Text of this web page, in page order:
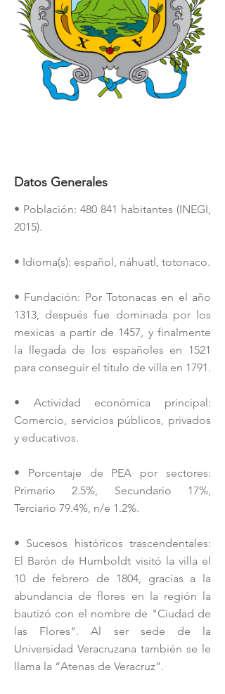
Datos Generales
• Población: 480 841 habitantes (INEGI,
2015).
• Idioma(s): español, náhuatl, totonaco.
• Fundación: Por Totonacas en el año
1313, después fue dominada por los
mexicas a partir de 1457, y finalmente
la llegada de los españoles en 1521
para conseguir el título de villa en 1791.
• Actividad económica principal:
Comercio, servicios públicos, privados
y educativos.
• Porcentaje de PEA por sectores:
Primario 2.5%, Secundario 17%,
Terciario 79.4%, n/e 1.2%.
• Sucesos históricos trascendentales:
El Barón de Humboldt visitó la villa el
10 de febrero de 1804, gracias a la
abundancia de flores en la región la
bautizó con el nombre de "Ciudad de
las Flores". Al ser sede de la
Universidad Veracruzana también se le
llama la “Atenas de Veracruz”.